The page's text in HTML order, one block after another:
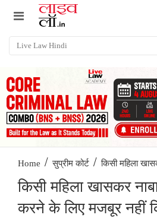
Home / सुप्रीम कोर्ट / किसी महिला
किसी महिला खासकर
करने के लिए मजबूर नहीं